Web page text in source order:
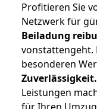
Profitieren Sie
Netzwerk für
Beiladung
vonstattengeht.
besonderen
Zuverlässigkeit.
Leistungen